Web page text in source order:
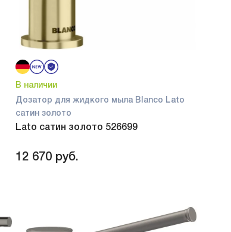
В наличии
Дозатор для жидкого мыла Blanco Lato
сатин золото
Lato сатин золото 526699
12 670 руб.